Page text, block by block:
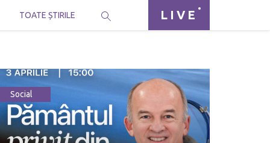
TOATE ȘTIRILE LIVE
Social